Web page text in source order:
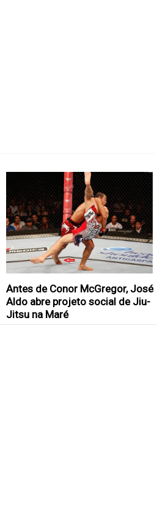
Antes de Conor McGregor, José
Aldo abre projeto social de Jiu-
Jitsu na Maré